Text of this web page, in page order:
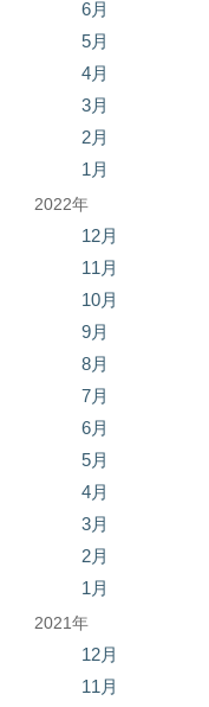
6月
5月
4月
3月
2月
1月
2022年
12月
11月
10月
9月
8月
7月
6月
5月
4月
3月
2月
1月
2021年
12月
11月